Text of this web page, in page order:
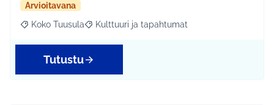
Arvioitavana
Rajaa tulokset aihepiirin mukaan: Koko Tuusula
Koko Tuusula Rajaa tulokset teeman mukaan: Kulttuuri ja
Kulttuuri ja tapahtumat
Tutustu